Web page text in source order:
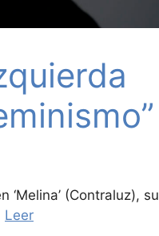
(Contraluz), su
Leer